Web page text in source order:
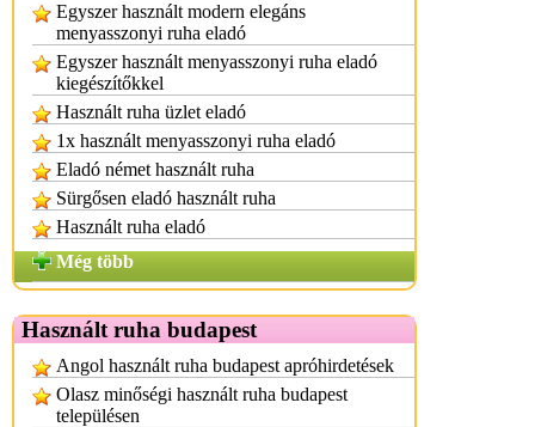
Egyszer használt modern elegáns
menyasszonyi ruha eladó
Egyszer használt menyasszonyi ruha eladó
kiegészítőkkel
Használt ruha üzlet eladó
1x használt menyasszonyi ruha eladó
Eladó német használt ruha
Sürgősen eladó használt ruha
Használt ruha eladó
Még több
Használt ruha budapest
Angol használt ruha budapest apróhirdetések
Olasz minőségi használt ruha budapest
településen